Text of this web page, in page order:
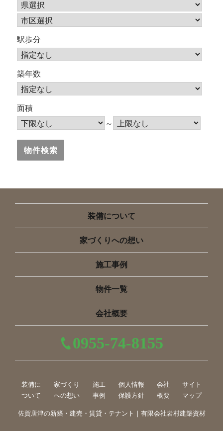
駅歩分
築年数
面積
～
装備について
家づくりへの想い
施工事例
物件一覧
会社概要
0955-74-8155
装備に
ついて
家づくり
への想い
施工
事例
個人情報
保護方針
会社
概要
サイト
マップ
佐賀唐津の新築・建売・賃貸・テナント｜有限会社岩村建築資材